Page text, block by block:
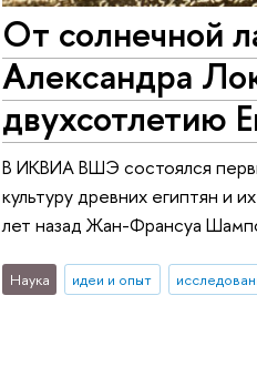
От солнечной
Александра
двухсотлетию
В ИКВИА ВШЭ состоялся
культуру древних египтян и
лет назад Жан-Франсуа
Наука идеи и опыт